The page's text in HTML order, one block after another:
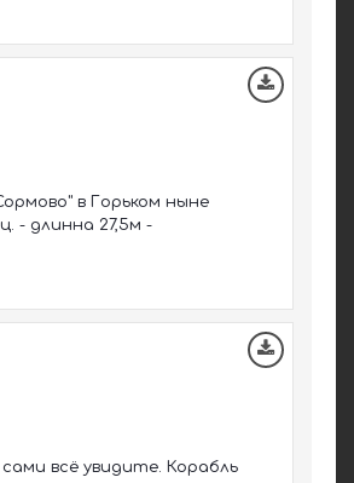
в Горьком ныне
- длинна 27,5м -
всё увидите. Корабль